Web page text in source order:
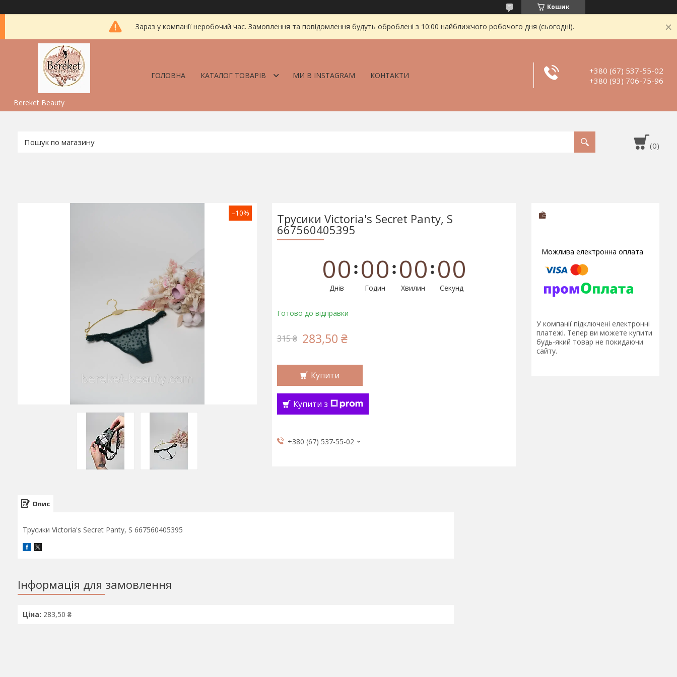
Кошик
Зараз у компанії неробочий час. Замовлення та повідомлення будуть оброблені з 10:00 найближчого робочого дня (сьогодні).
Bereket Beauty
ГОЛОВНА КАТАЛОГ ТОВАРІВ МИ В INSTAGRAM КОНТАКТИ
+380 (67) 537-55-02
+380 (93) 706-75-96
–10% Трусики Victoria's Secret Panty, S
667560405395
00
Днів
00
Годин
00
Хвилин
00
Секунд
Готово до відправки
315 ₴ 283,50 ₴
Купити
Купити з
+380 (67) 537-55-02
У компанії підключені електронні
платежі. Тепер ви можете купити
будь-який товар не покидаючи
сайту.
Опис
Трусики Victoria's Secret Panty, S 667560405395
Інформація для замовлення
Ціна: 283,50 ₴